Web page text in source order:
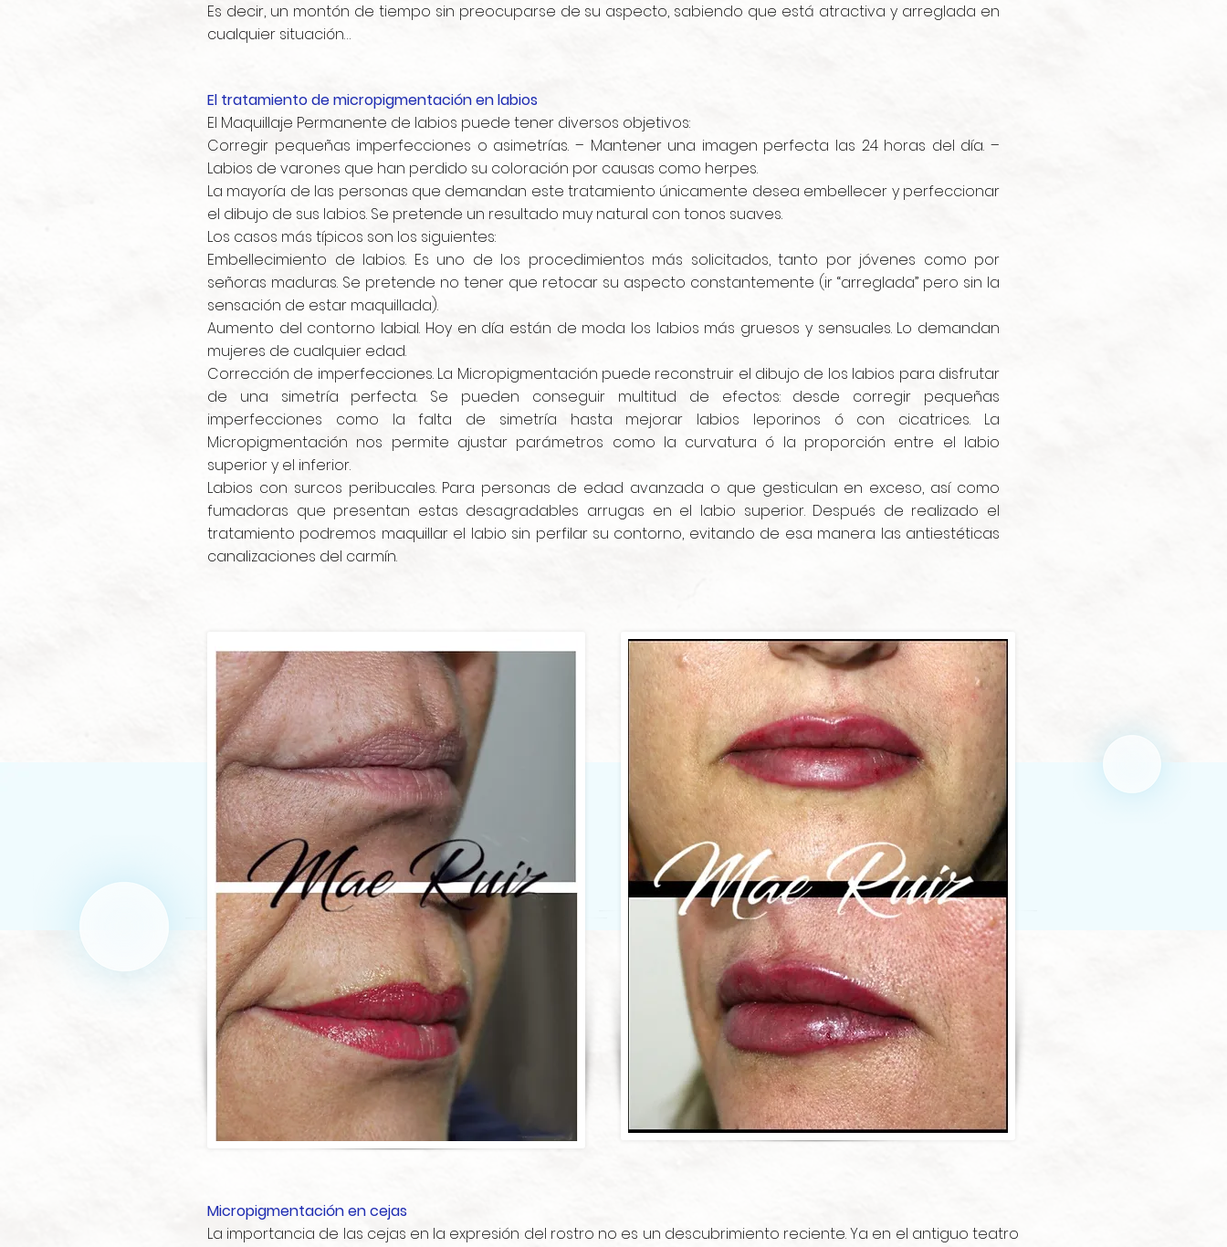
Es decir, un montón de tiempo sin preocuparse de su aspecto, sabiendo que está atractiva y arreglada en
cualquier situación…
El tratamiento de micropigmentación en labios
El Maquillaje Permanente de labios puede tener diversos objetivos:
Corregir pequeñas imperfecciones o asimetrías. – Mantener una imagen perfecta las 24 horas del día. –
Labios de varones que han perdido su coloración por causas como herpes.
La mayoría de las personas que demandan este tratamiento únicamente desea embellecer y perfeccionar
el dibujo de sus labios. Se pretende un resultado muy natural con tonos suaves.
Los casos más típicos son los siguientes:
Embellecimiento de labios. Es uno de los procedimientos más solicitados, tanto por jóvenes como por
señoras maduras. Se pretende no tener que retocar su aspecto constantemente (ir “arreglada” pero sin la
sensación de estar maquillada).
Aumento del contorno labial. Hoy en día están de moda los labios más gruesos y sensuales. Lo demandan
mujeres de cualquier edad.
Corrección de imperfecciones. La Micropigmentación puede reconstruir el dibujo de los labios para disfrutar
de una simetría perfecta. Se pueden conseguir multitud de efectos: desde corregir pequeñas
imperfecciones como la falta de simetría hasta mejorar labios leporinos ó con cicatrices. La
Micropigmentación nos permite ajustar parámetros como la curvatura ó la proporción entre el labio
superior y el inferior.
Labios con surcos peribucales. Para personas de edad avanzada o que gesticulan en exceso, así como
fumadoras que presentan estas desagradables arrugas en el labio superior. Después de realizado el
tratamiento podremos maquillar el labio sin perfilar su contorno, evitando de esa manera las antiestéticas
canalizaciones del carmín.
Micropigmentación en cejas
La importancia de las cejas en la expresión del rostro no es un descubrimiento reciente. Ya en el antiguo teatro